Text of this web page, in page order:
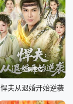
全集完结
悍夫从退婚开始逆袭